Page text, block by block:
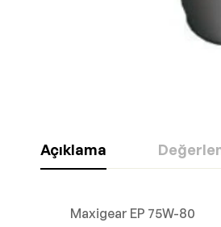
Açıklama
Maxigear EP 75W-80